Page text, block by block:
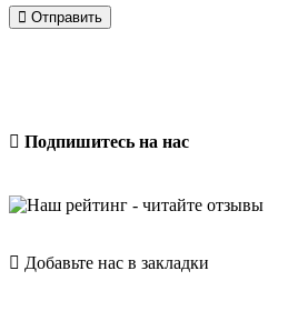
Отправить
Подпишитесь на нас
Добавьте нас в закладки